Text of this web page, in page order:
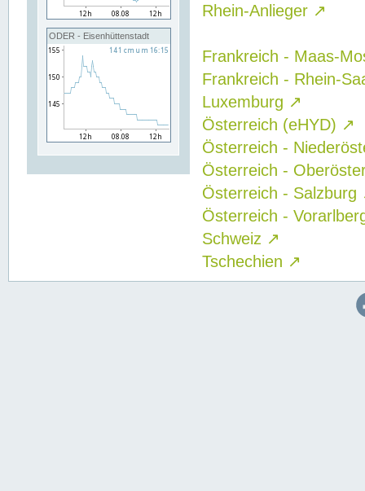
ODER - Eisenhüttenstadt
Rhein-Anlieger ↗
Frankreich - Maas-
Frankreich - Rhein-
Luxemburg ↗
Österreich (eHYD) ↗
Österreich -
Österreich -
Österreich - Salzburg
Österreich -
Schweiz ↗
Tschechien ↗